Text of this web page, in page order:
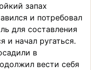
запах
и потребовал
для составления
и начал ругаться.
в
вести себя